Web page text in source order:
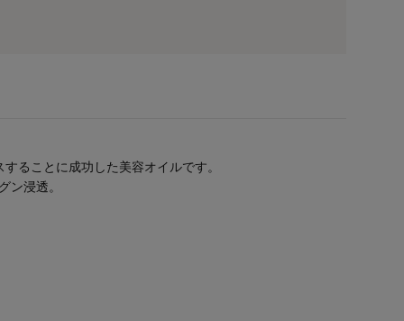
ることに成功した美容オイルです。
ン浸透。